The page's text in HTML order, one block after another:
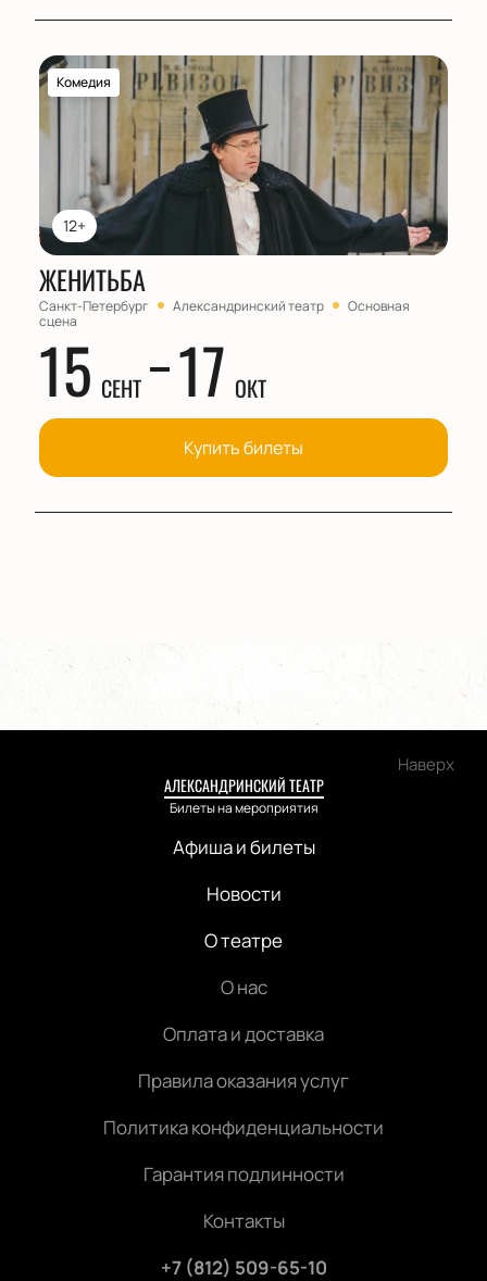
12+
Комедия
ЖЕНИТЬБА
Санкт-Петербург Александринский театр
Основная
сцена
15 СЕНТ 17 ОКТ
Купить билеты
Наверх
АЛЕКСАНДРИНСКИЙ ТЕАТР
Билеты на мероприятия
Афиша и билеты
Новости
О театре
О нас
Оплата и доставка
Правила оказания услуг
Политика конфиденциальности
Гарантия подлинности
Контакты
+7 (812) 509-65-10